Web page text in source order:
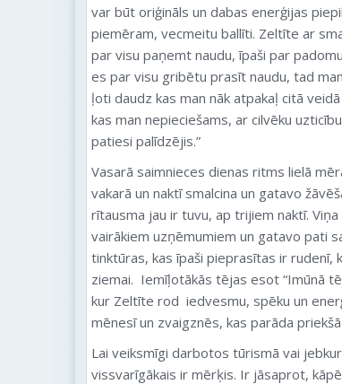
var būt oriģināls un dabas enerģijas
piemēram, vecmeitu ballīti. Zeltīte ar
par visu paņemt naudu, īpaši par
es par visu gribētu prasīt naudu, tad
ļoti daudz kas man nāk atpakaļ citā
kas man nepieciešams, ar cilvēku
patiesi palīdzējis.”
Vasarā saimnieces dienas ritms lielā
vakarā un naktī smalcina un gatavo
rītausma jau ir tuvu, ap trijiem naktī.
vairākiem uzņēmumiem un gatavo pati
tinktūras, kas īpaši pieprasītas ir rudenī,
ziemai. Iemīļotākās tējas esot “Imūnā
kur Zeltīte rod iedvesmu, spēku un
mēnesī un zvaigznēs, kas parāda
Lai veiksmīgi darbotos tūrismā vai
vissvarīgākais ir mērķis. Ir jāsaprot,